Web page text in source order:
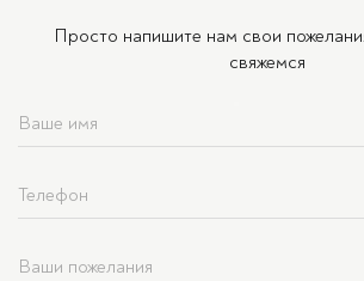
Просто напишите нам свои
свяжемся